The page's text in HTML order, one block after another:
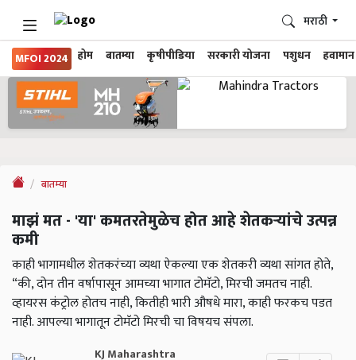
MFOI 2024 होम बातम्या कृषीपीडिया सरकारी योजना पशुधन हवामान
मराठी
बातम्या
माझं मत - 'या' कमतरतेमुळेच होत आहे शेतकऱ्यांचे उत्पन्न
कमी
काही भागामधील शेतकरंच्या व्यथा ऐकल्या एक शेतकरी व्यथा सांगत होते,
“की, दोन तीन वर्षापासून आमच्या भागात टोमॅटो, मिरची जमतच नाही.
व्हायरस कंट्रोल होतच नाही, कितीही भारी औषधे मारा, काही फरकच पडत
नाही. आपल्या भागातून टोमॅटो मिरची चा विषयच संपला.
KJ Maharashtra